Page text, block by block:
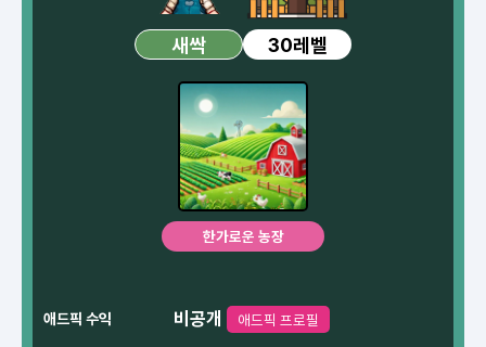
새싹 30레벨
한가로운 농장
애드픽 수익 비공개 애드픽 프로필